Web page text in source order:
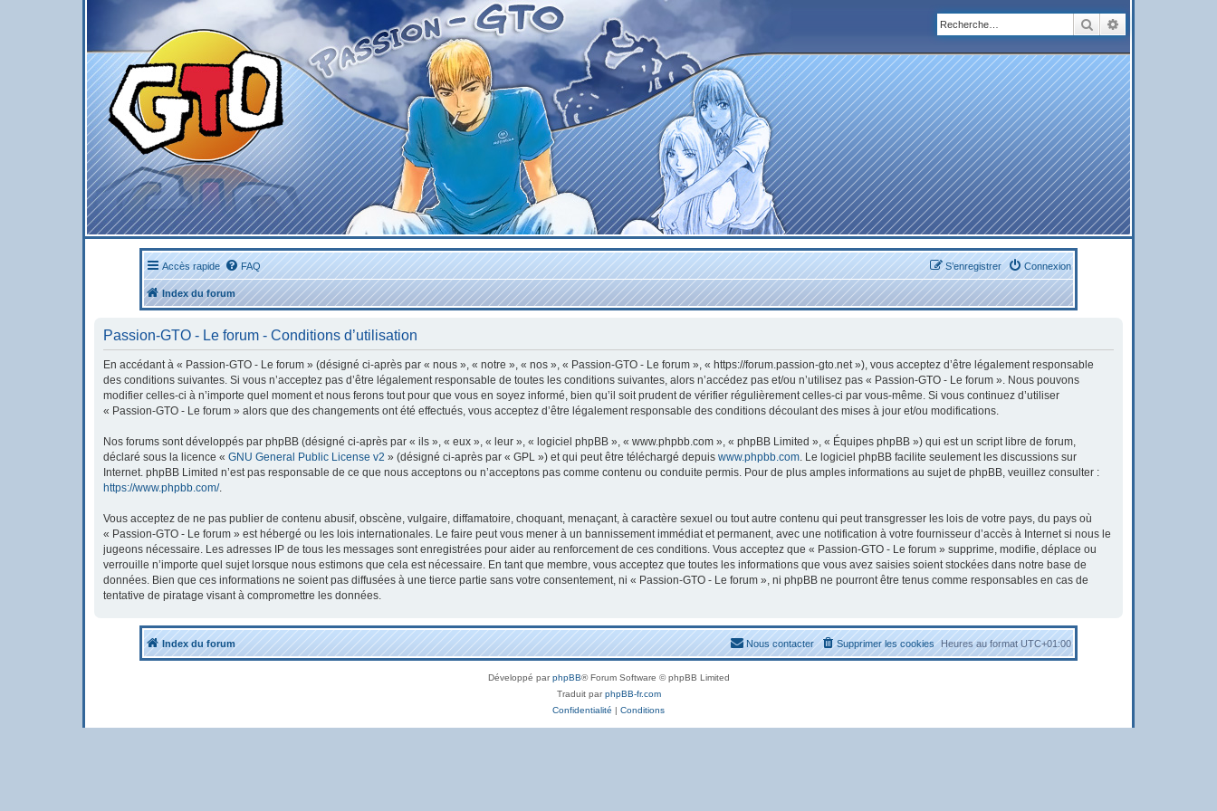
Rechercher
Accès rapide FAQ Connexion
S’enregistrer
Index du forum
Passion-GTO - Le forum - Conditions d’utilisation
En accédant à « Passion-GTO - Le forum » (désigné ci-après par « nous », « notre », « nos », « Passion-GTO - Le forum », « https://forum.passion-gto.net »), vous acceptez d’être légalement responsable
des conditions suivantes. Si vous n’acceptez pas d’être légalement responsable de toutes les conditions suivantes, alors n’accédez pas et/ou n’utilisez pas « Passion-GTO - Le forum ». Nous pouvons
modifier celles-ci à n’importe quel moment et nous ferons tout pour que vous en soyez informé, bien qu’il soit prudent de vérifier régulièrement celles-ci par vous-même. Si vous continuez d’utiliser
« Passion-GTO - Le forum » alors que des changements ont été effectués, vous acceptez d’être légalement responsable des conditions découlant des mises à jour et/ou modifications.
Nos forums sont développés par phpBB (désigné ci-après par « ils », « eux », « leur », « logiciel phpBB », « www.phpbb.com », « phpBB Limited », « Équipes phpBB ») qui est un script libre de forum,
déclaré sous la licence « GNU General Public License v2 » (désigné ci-après par « GPL ») et qui peut être téléchargé depuis www.phpbb.com. Le logiciel phpBB facilite seulement les discussions sur
Internet. phpBB Limited n’est pas responsable de ce que nous acceptons ou n’acceptons pas comme contenu ou conduite permis. Pour de plus amples informations au sujet de phpBB, veuillez consulter :
https://www.phpbb.com/.
Vous acceptez de ne pas publier de contenu abusif, obscène, vulgaire, diffamatoire, choquant, menaçant, à caractère sexuel ou tout autre contenu qui peut transgresser les lois de votre pays, du pays où
« Passion-GTO - Le forum » est hébergé ou les lois internationales. Le faire peut vous mener à un bannissement immédiat et permanent, avec une notification à votre fournisseur d’accès à Internet si nous le
jugeons nécessaire. Les adresses IP de tous les messages sont enregistrées pour aider au renforcement de ces conditions. Vous acceptez que « Passion-GTO - Le forum » supprime, modifie, déplace ou
verrouille n’importe quel sujet lorsque nous estimons que cela est nécessaire. En tant que membre, vous acceptez que toutes les informations que vous avez saisies soient stockées dans notre base de
données. Bien que ces informations ne soient pas diffusées à une tierce partie sans votre consentement, ni « Passion-GTO - Le forum », ni phpBB ne pourront être tenus comme responsables en cas de
tentative de piratage visant à compromettre les données.
Index du forum Heures au formatUTC+01:00
Supprimer les cookies
Nous contacter
Développé parphpBB® Forum Software © phpBB Limited
Traduit parphpBB-fr.com
Confidentialité | Conditions